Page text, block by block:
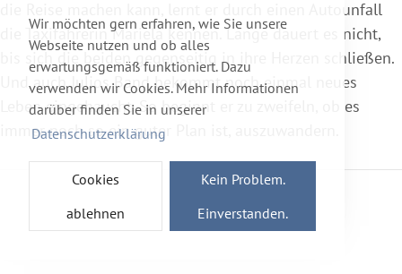
Wir möchten gern erfahren, wie Sie unsere
Webseite nutzen und ob alles
erwartungsgemäß funktioniert. Dazu
verwenden wir Cookies. Mehr Informationen
darüber finden Sie in unserer
Datenschutzerklärung
Cookies
ablehnen
Kein Problem.
Einverstanden.
die Reise machen kann, lernt er durch einen Autounfall
die Taxifahrerin Mariela kennen. Lange dauert es nicht,
bis sich die beiden gegenseitig in ihre Herzen schließen.
Und auch Julios Band bekommt noch einmal neues
Leben eingehaucht. So beginnt er zu zweifeln, ob es
immer noch so ein guter Plan ist, auszuwandern.